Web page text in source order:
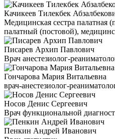
Качикеев Тилекбек
Медицинская сестра палатная
палатный (постовой),
Писарев Архип Павлович
Врач анестезиолог-
Гончарова Мария Витальевна
врач-анестезиолог-
Носов Денис Сергеевич
Врач функциональной
Пенкин Андрей Иванович